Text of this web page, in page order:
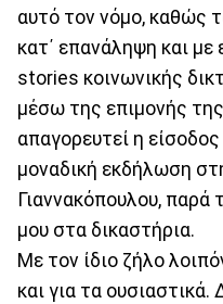
αυτό τον νόμο, καθώς
κατ΄ επανάληψη και με
stories κοινωνικής
μέσω της επιμονής
απαγορευτεί η
μοναδική εκδήλωση
Γιαννακόπουλου, παρά
μου στα δικαστήρια.
Με τον ίδιο ζήλο
και για τα